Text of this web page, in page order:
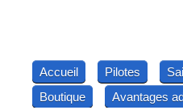
Accueil Pilotes
Boutique
Avantages